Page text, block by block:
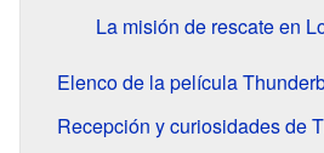
La misión de rescate en
Elenco de la película
Recepción y curiosidades de